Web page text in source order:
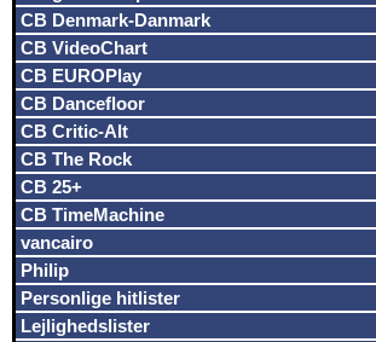
CB Denmark-Danmark
CB VideoChart
CB EUROPlay
CB Dancefloor
CB Critic-Alt
CB The Rock
CB 25+
CB TimeMachine
vancairo
Philip
Personlige hitlister
Lejlighedslister